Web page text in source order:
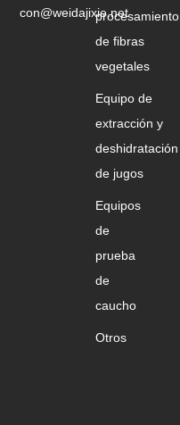
procesamiento
de fibras
vegetales
Equipo de
extracción y
deshidratación
de jugos
Equipos
de
prueba
de
caucho
Otros
con@weidajixie.net